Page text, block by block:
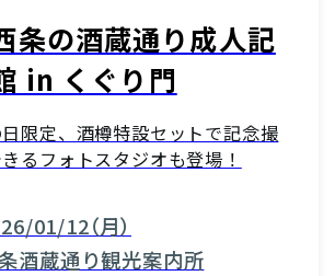
条の酒蔵通り成人記
in くぐり門
限定、酒樽特設セットで記念撮
るフォトスタジオも登場！
01/12（月）
酒蔵通り観光案内所